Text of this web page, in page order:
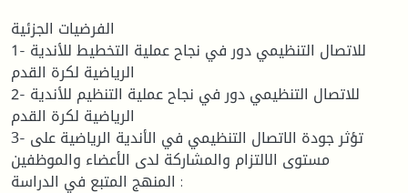
الفرضيات الجزئية
1- للاتصال التنظيمي دور في نجاح عملية التخطيط للأندية
الرياضية لكرة القدم
2- للاتصال التنظيمي دور في نجاح عملية التنظيم للأندية
الرياضية لكرة القدم
3- تؤثر جودة الاتصال التنظيمي في الأندية الرياضية على
مستوى الالتزام والمشاركة لدى الأعضاء والموظفين
المنهج المتبع في الدراسة :